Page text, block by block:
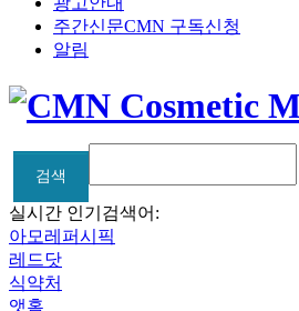
주간신문CMN 구독신청
알림
검색
검색
실시간 인기검색어:
아모레퍼시픽
레드닷
식약처
앳홈